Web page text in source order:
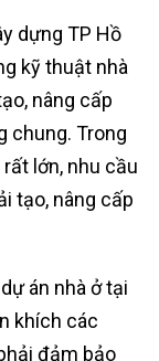
dựng TP Hồ
kỹ thuật nhà
nâng cấp
chung. Trong
lớn, nhu cầu
tạo, nâng cấp
án nhà ở tại
khích các
đảm bảo